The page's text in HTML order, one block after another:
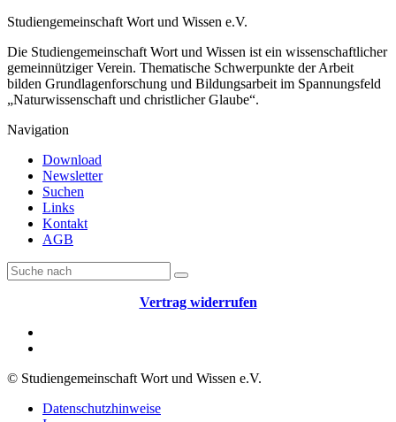
Studiengemeinschaft Wort und Wissen e.V.
Die Studiengemeinschaft Wort und Wissen ist ein wissenschaftlicher
gemeinnütziger Verein. Thematische Schwerpunkte der Arbeit
bilden Grundlagenforschung und Bildungsarbeit im Spannungsfeld
„Naturwissenschaft und christlicher Glaube“.
Navigation
Download
Newsletter
Suchen
Links
Kontakt
AGB
Vertrag widerrufen
© Studiengemeinschaft Wort und Wissen e.V.
Datenschutzhinweise